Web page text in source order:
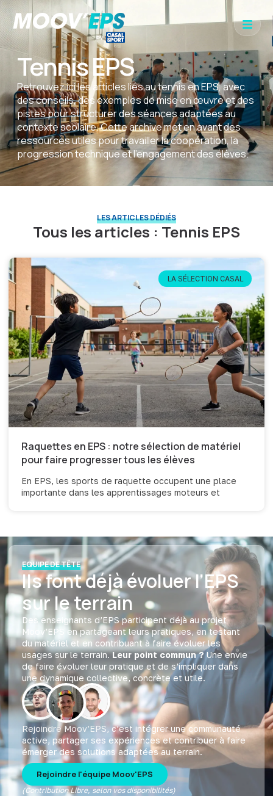
Tennis EPS
Retrouvez ici les articles liés au tennis en EPS, avec
des conseils, des exemples de mise en œuvre et des
pistes pour structurer des séances adaptées au
contexte scolaire. Cette archive met en avant des
ressources utiles pour travailler la coopération, la
progression technique et l’engagement des élèves.
LES ARTICLES DÉDIÉS
Tous les articles : Tennis EPS
LA SÉLECTION CASAL
Raquettes en EPS : notre sélection de matériel
pour faire progresser tous les élèves
En EPS, les sports de raquette occupent une place
importante dans les apprentissages moteurs et
EQUIPE DE TÊTE
Ils font déjà évoluer l’EPS
sur le terrain
Des enseignants d’EPS participent déjà au projet
Moov’EPS en partageant leurs pratiques, en testant
du matériel et en contribuant à faire évoluer les
usages sur le terrain. Leur point commun ?Une envie
de faire évoluer leur pratique et de s’impliquer dans
une dynamique collective, concrète et utile.
Rejoindre Moov’EPS, c’est intégrer une communauté
active, partager ses expériences et contribuer à faire
émerger des solutions adaptées au terrain.
Rejoindre l'équipe Moov'EPS
(Contribution Libre, selon vos disponibilités)